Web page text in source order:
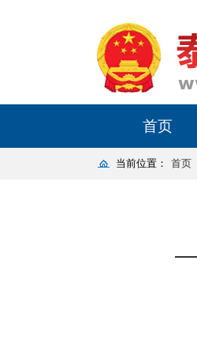
首页
当前位置： 首页